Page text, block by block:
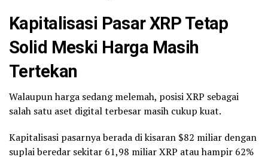
Kapitalisasi Pasar XRP Tetap
Solid Meski Harga Masih
Tertekan
Walaupun harga sedang melemah, posisi XRP sebagai
salah satu aset digital terbesar masih cukup kuat.
Kapitalisasi pasarnya berada di kisaran $82 miliar dengan
suplai beredar sekitar 61,98 miliar XRP atau hampir 62%